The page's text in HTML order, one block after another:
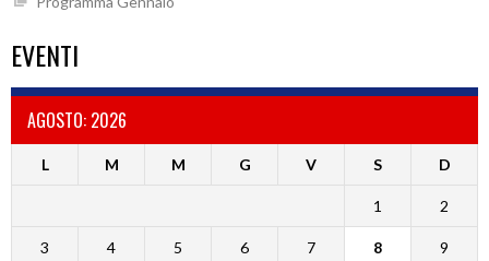
EVENTI
AGOSTO: 2026
L M M G V S D
1 2
3 4 5 6 7 8 9